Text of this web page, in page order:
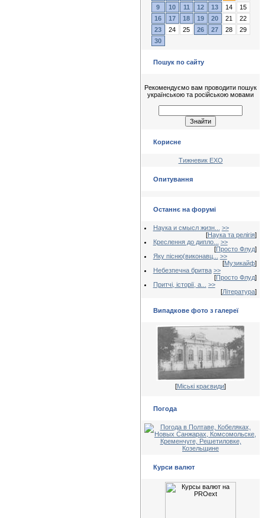
9
10 11 12 13 14
15
16
17 18 19 20 21
22
23
24 25 26 27 28
29
30
Пошук по сайту
Рекомендуємо вам проводити пошук
українською та російською мовами
Корисне
Тижневик ЕХО
Опитування
Останнє на форумі
Наука и смысл жизн...
>>
[Наука та релігія]
Креслення до дипло...
>>
[Просто Флуд]
Яку пісню(виконавц...
>>
[Музикайф]
Небезпечна бритва >>
[Просто Флуд]
Притчі, історії, а...
>>
[Література]
Випадкове фото з галереї
[Міські краєвиди]
Погода
Курси валют